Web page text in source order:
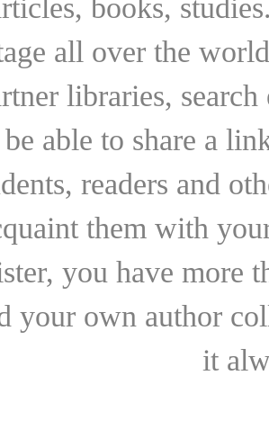
books,
all over the
libraries,
able to share a
readers and
them with
you have more
your own author
it